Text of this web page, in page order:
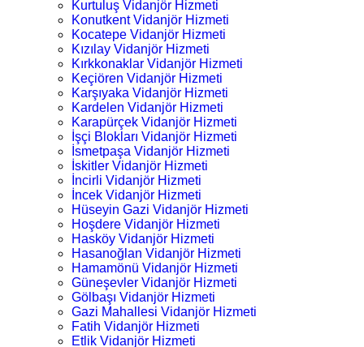
Kurtuluş Vidanjör Hizmeti
Konutkent Vidanjör Hizmeti
Kocatepe Vidanjör Hizmeti
Kızılay Vidanjör Hizmeti
Kırkkonaklar Vidanjör Hizmeti
Keçiören Vidanjör Hizmeti
Karşıyaka Vidanjör Hizmeti
Kardelen Vidanjör Hizmeti
Karapürçek Vidanjör Hizmeti
İşçi Blokları Vidanjör Hizmeti
İsmetpaşa Vidanjör Hizmeti
İskitler Vidanjör Hizmeti
İncirli Vidanjör Hizmeti
İncek Vidanjör Hizmeti
Hüseyin Gazi Vidanjör Hizmeti
Hoşdere Vidanjör Hizmeti
Hasköy Vidanjör Hizmeti
Hasanoğlan Vidanjör Hizmeti
Hamamönü Vidanjör Hizmeti
Güneşevler Vidanjör Hizmeti
Gölbaşı Vidanjör Hizmeti
Gazi Mahallesi Vidanjör Hizmeti
Fatih Vidanjör Hizmeti
Etlik Vidanjör Hizmeti